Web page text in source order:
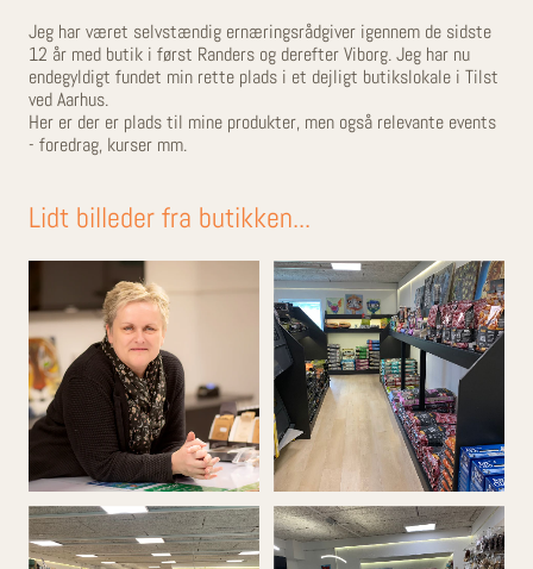
Jeg har været selvstændig ernæringsrådgiver igennem de sidste
12 år med butik i først Randers og derefter Viborg. Jeg har nu
endegyldigt fundet min rette plads i et dejligt butikslokale i Tilst
ved Aarhus.
Her er der er plads til mine produkter, men også relevante events
- foredrag, kurser mm.
Lidt billeder fra butikken...